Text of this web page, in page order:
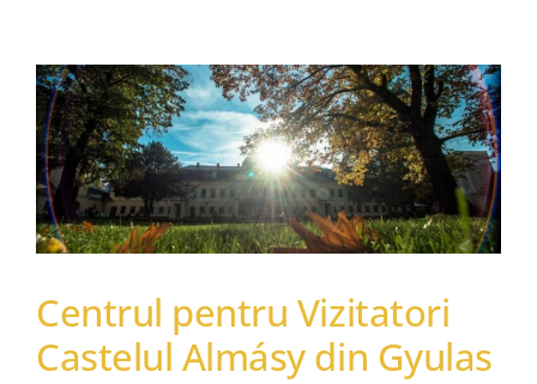
Centrul pentru Vizitatori
Castelul Almásy din Gyulas